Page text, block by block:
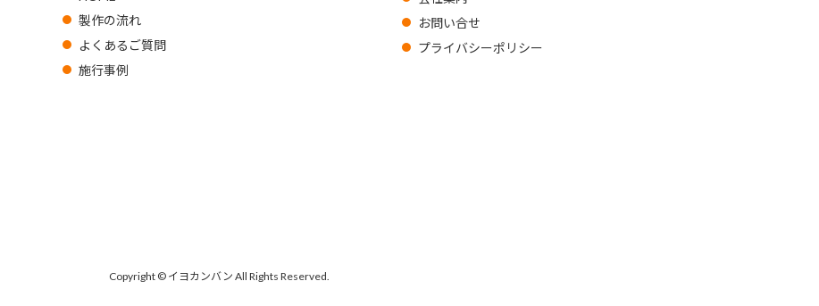
製作の流れ
よくあるご質問
施行事例
お問い合せ
プライバシーポリシー
Copyright © イヨカンバン All Rights Reserved.